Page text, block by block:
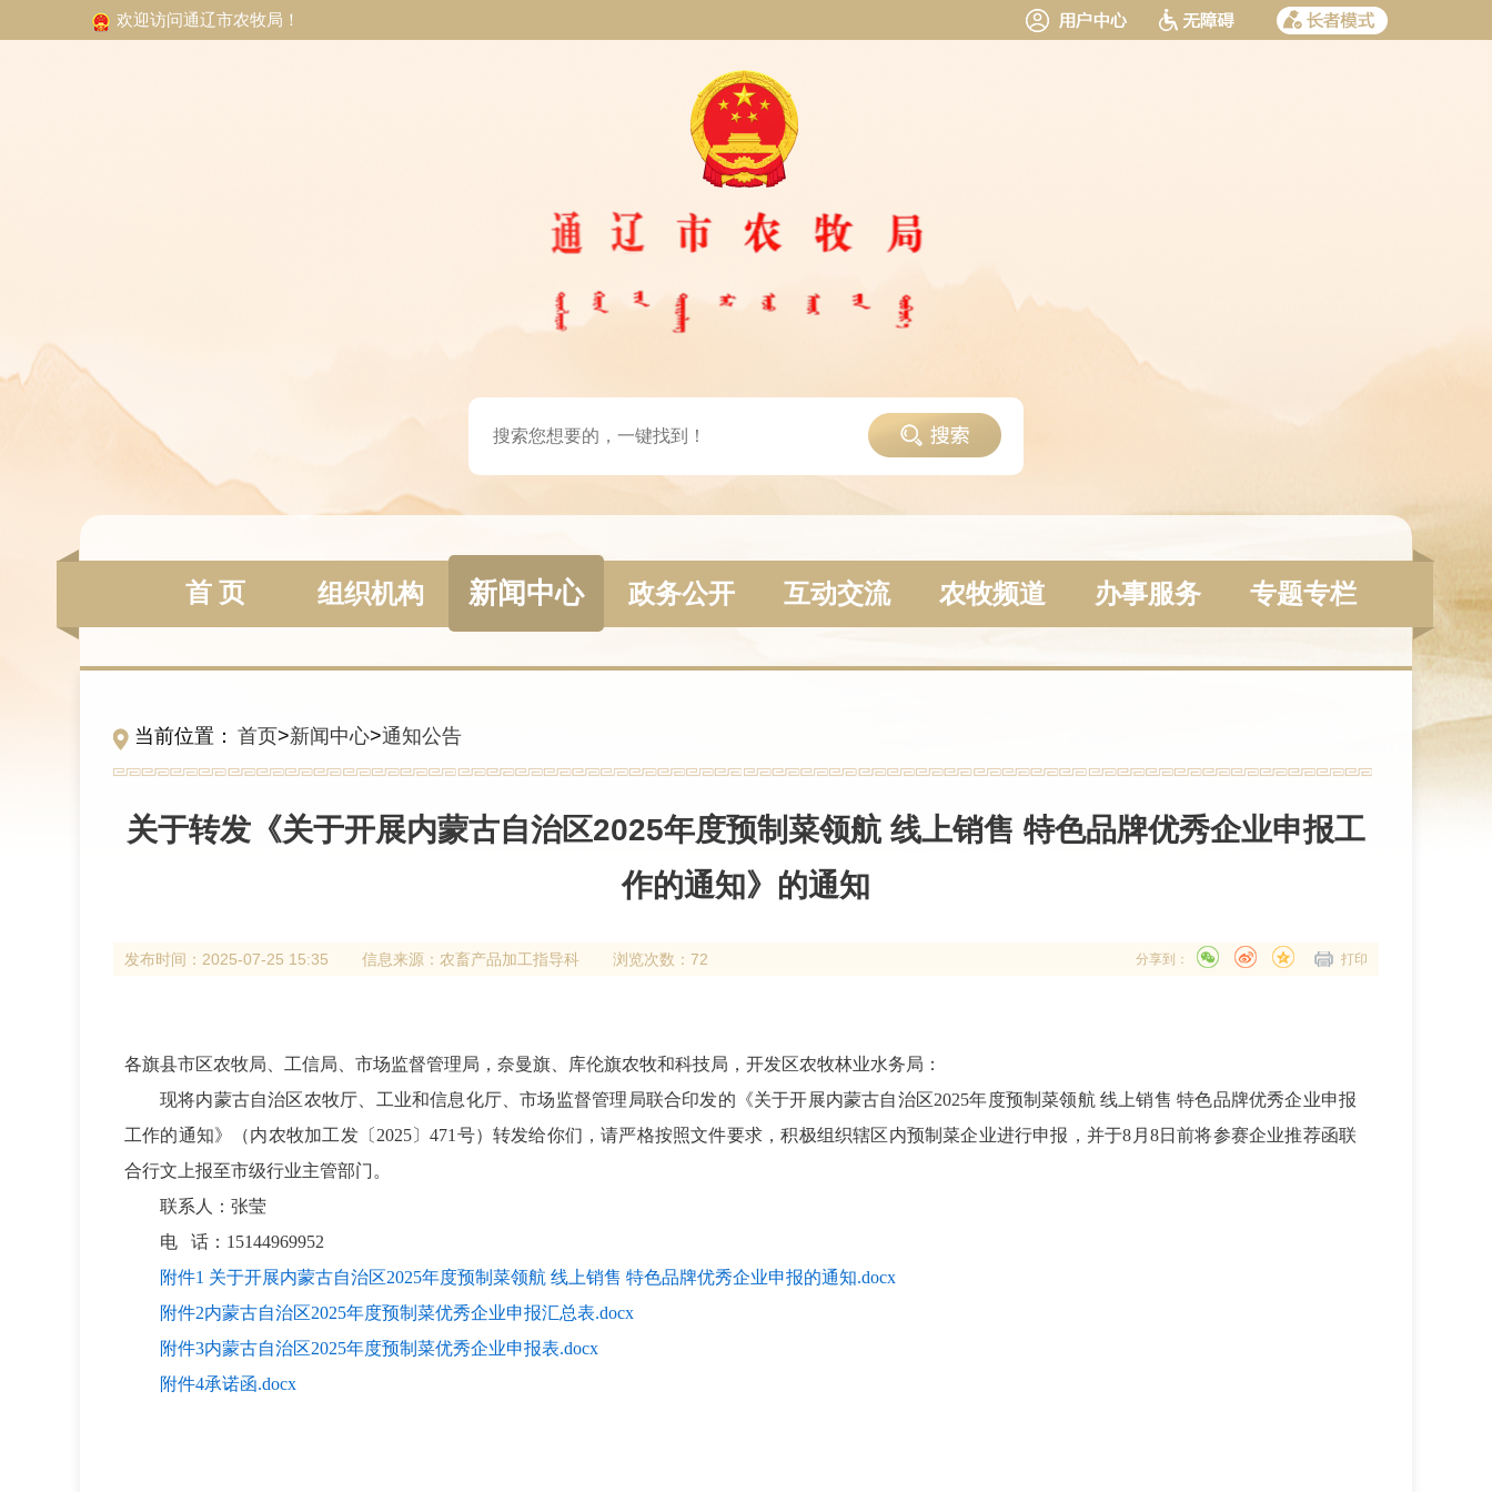
欢迎访问通辽市农牧局！
首 页 组织机构 新闻中心 政务公开 互动交流 农牧频道 办事服务 专题专栏
当前位置： 首页>新闻中心>通知公告
关于转发《关于开展内蒙古自治区2025年度预制菜领航 线上销售 特色品牌优秀企业申报工
作的通知》的通知
发布时间： 2025-07-25 15:35 信息来源： 农畜产品加工指导科 浏览次数：72 打印
分享到：
各旗县市区农牧局、工信局、市场监督管理局，奈曼旗、库伦旗农牧和科技局，开发区农牧林业水务局：
现将内蒙古自治区农牧厅、工业和信息化厅、市场监督管理局联合印发的《关于开展内蒙古自治区2025年度预制菜领航 线上销售 特色品牌优秀企业申报
工作的通知》（内农牧加工发〔 2025〕471 号）转发给你们，请严格按照文件要求，积极组织辖区内预制菜企业进行申报，并于8 月 8日前将参赛企业推荐函联
合行文上报至市级行业主管部门。
联系人：张莹
电
话： 15144969952
附件1 关于开展内蒙古自治区2025年度预制菜领航 线上销售 特色品牌优秀企业申报的通知.docx
附件2内蒙古自治区2025年度预制菜优秀企业申报汇总表.docx
附件3内蒙古自治区2025年度预制菜优秀企业申报表.docx
附件4承诺函.docx